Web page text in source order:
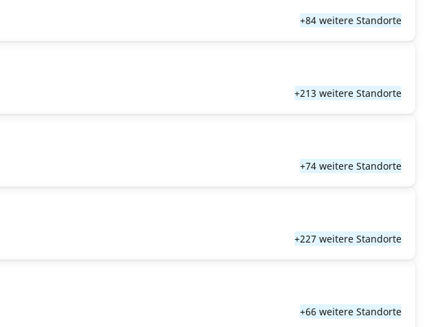
+84 weitere Standorte
+213 weitere Standorte
+74 weitere Standorte
+227 weitere Standorte
+66 weitere Standorte